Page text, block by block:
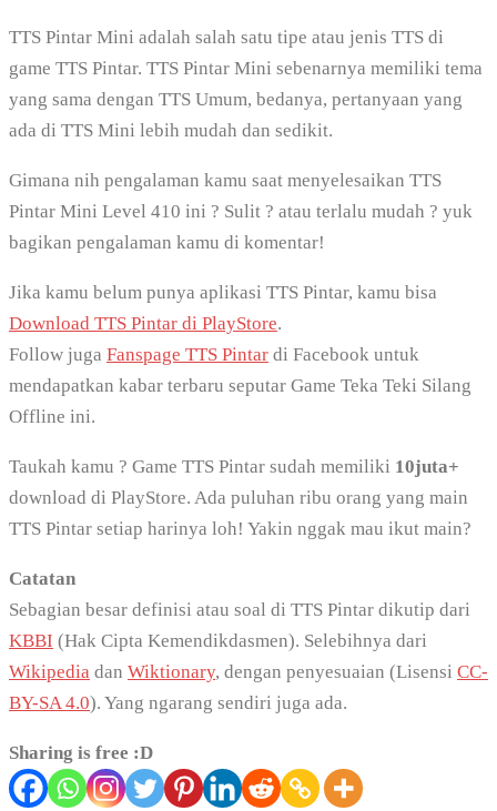
TTS Pintar Mini adalah salah satu tipe atau jenis TTS di
game TTS Pintar. TTS Pintar Mini sebenarnya memiliki tema
yang sama dengan TTS Umum, bedanya, pertanyaan yang
ada di TTS Mini lebih mudah dan sedikit.
Gimana nih pengalaman kamu saat menyelesaikan TTS
Pintar Mini Level 410 ini ? Sulit ? atau terlalu mudah ? yuk
bagikan pengalaman kamu di komentar!
Jika kamu belum punya aplikasi TTS Pintar, kamu bisa
Download TTS Pintar di PlayStore.
Follow juga Fanspage TTS Pintar di Facebook untuk
mendapatkan kabar terbaru seputar Game Teka Teki Silang
Offline ini.
Taukah kamu ? Game TTS Pintar sudah memiliki 10juta+
download di PlayStore. Ada puluhan ribu orang yang main
TTS Pintar setiap harinya loh! Yakin nggak mau ikut main?
Catatan
Sebagian besar definisi atau soal di TTS Pintar dikutip dari
KBBI (Hak Cipta Kemendikdasmen). Selebihnya dari
Wikipedia dan Wiktionary, dengan penyesuaian (Lisensi CC-
BY-SA 4.0). Yang ngarang sendiri juga ada.
Sharing is free :D